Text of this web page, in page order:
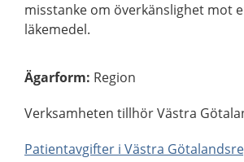
misstanke om överkänslighet mot
läkemedel.
Ägarform: Region
Verksamheten tillhör Västra
Patientavgifter i Västra